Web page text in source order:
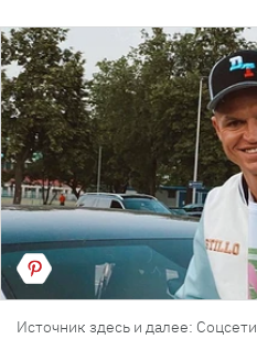
Источник здесь и далее: Соцсети